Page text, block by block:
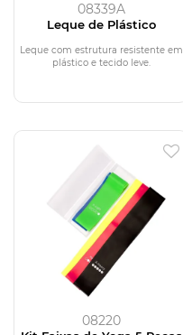
08339A
Leque de Plástico
Leque com estrutura resistente em
plástico e tecido leve.
08220